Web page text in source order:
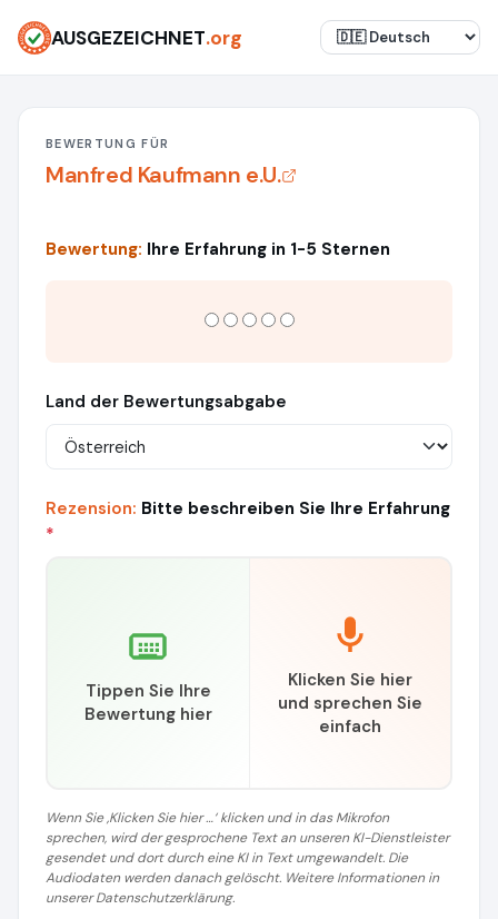
AUSGEZEICHNET.org
BEWERTUNG FÜR
Manfred Kaufmann e.U.
Bewertung: Ihre Erfahrung in 1-5 Sternen
Land der Bewertungsabgabe
Rezension: Bitte beschreiben Sie Ihre Erfahrung
*
Tippen Sie Ihre
Bewertung hier
Klicken Sie hier
und sprechen Sie
einfach
Wenn Sie ‚Klicken Sie hier …‘ klicken und in das Mikrofon
sprechen, wird der gesprochene Text an unseren KI-Dienstleister
gesendet und dort durch eine KI in Text umgewandelt. Die
Audiodaten werden danach gelöscht. Weitere Informationen in
unserer Datenschutzerklärung.